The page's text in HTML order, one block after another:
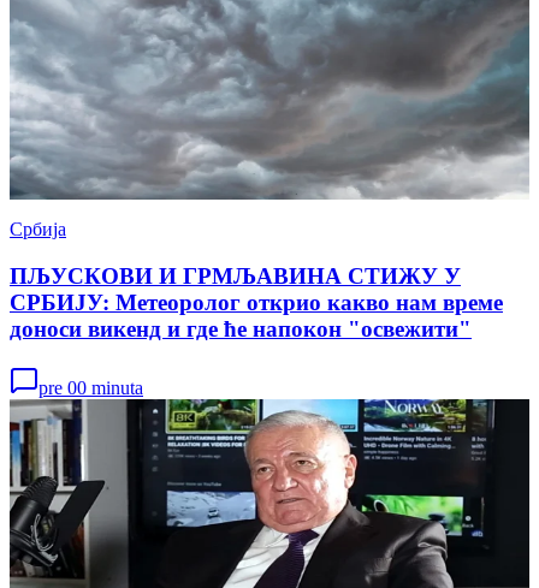
Србија
ПЉУСКОВИ И ГРМЉАВИНА СТИЖУ У
СРБИЈУ: Метеоролог открио какво нам време
доноси викенд и где ће напокон "освежити"
pre 00 minuta